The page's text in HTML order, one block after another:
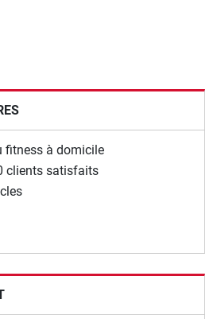
fitness à domicile
clients satisfaits